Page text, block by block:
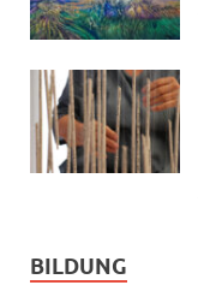
BILDUNG